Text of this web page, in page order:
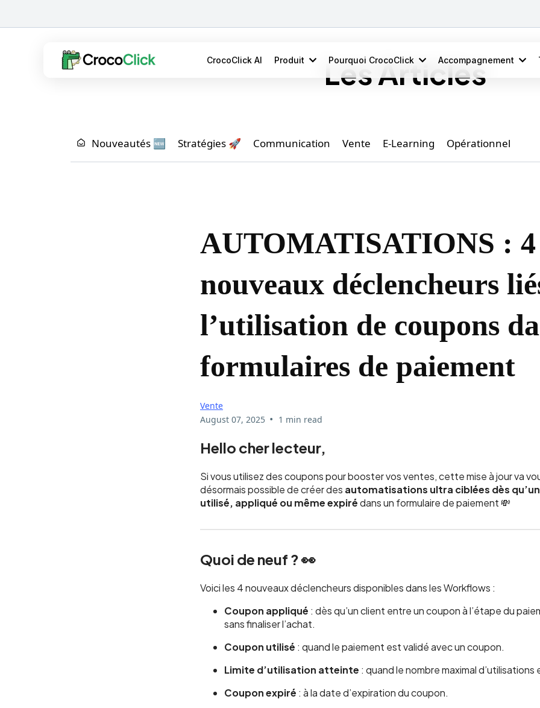
CrocoClick AI Produit Pourquoi CrocoClick Accompagnement
Les Articles
Nouveautés 🆕 Stratégies 🚀 Communication Vente E-Learning Opérationnel
AUTOMATISATIONS : 4
nouveaux déclencheurs
l’utilisation de coupons
formulaires de paiement
Vente
August 07, 2025 • 1 min read
Hello cher lecteur,
Si vous utilisez des coupons pour booster vos ventes, cette mise à jour va
désormais possible de créer des automatisations ultra ciblées dès
utilisé, appliqué ou même expirédans un formulaire de paiement 💸
Quoi de neuf ? 👀
Voici les 4 nouveaux déclencheurs disponibles dans les Workflows :
Coupon appliqué : dès qu’un client entre un coupon à l’étape du
sans finaliser l’achat.
Coupon utilisé : quand le paiement est validé avec un coupon.
Limite d’utilisation atteinte : quand le nombre maximal
Coupon expiré : à la date d’expiration du coupon.